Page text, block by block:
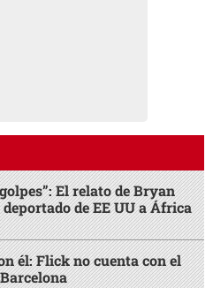
El relato de Bryan
de EE UU a África
él: Flick no cuenta con el